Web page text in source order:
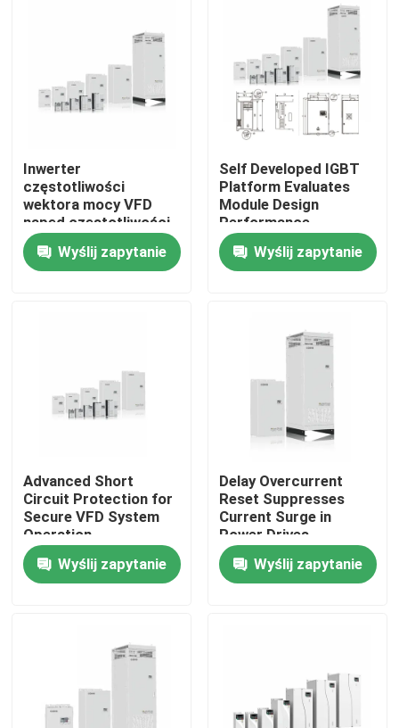
Do domu
Produkty
Kontrola jakości
Skontaktuj się z nami
Poproś o wycenę
Napęd o zmiennej częstotliwości VFD
Inwerter
częstotliwości
wektora mocy VFD
napęd częstotliwości
V/F sterowanie 200-
240V 1PH/3PH
napięcie wejściowe
Wyślij zapytanie
Self Developed IGBT
Platform Evaluates
Module Design
Performance
Wyślij zapytanie
Advanced Short
Circuit Protection for
Secure VFD System
Operation
Wyślij zapytanie
Delay Overcurrent
Reset Suppresses
Current Surge in
Power Drives
Wyślij zapytanie